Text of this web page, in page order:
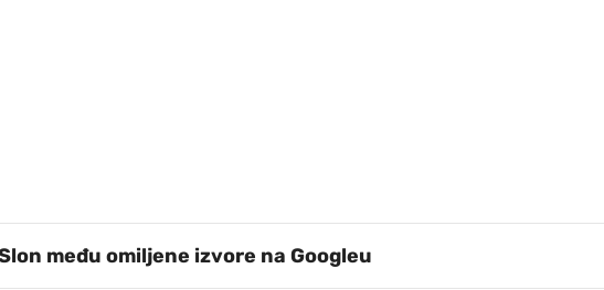
među omiljene izvore na Googleu